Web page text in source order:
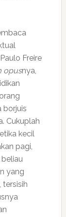
Freire
opusnya,
borjuis
Cukuplah
kecil
pagi,
yang
tersisih